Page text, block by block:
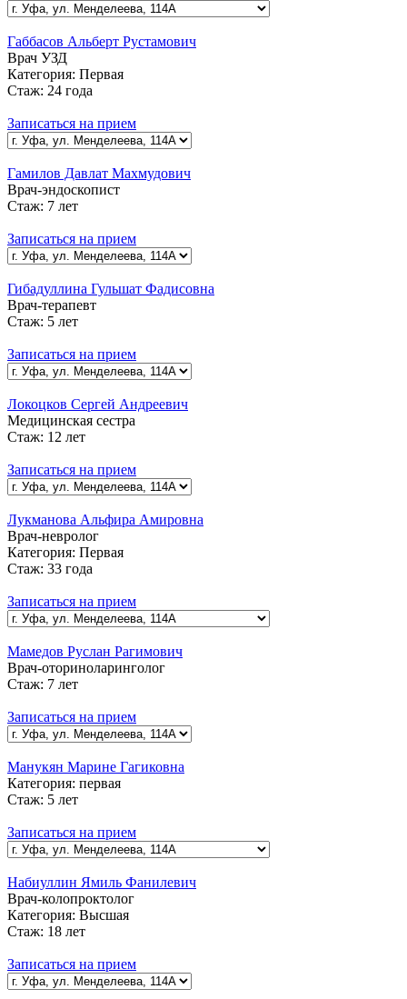
Габбасов Альберт Рустамович
Врач УЗД
Категория: Первая
Стаж: 24 года
Записаться на прием
Гамилов Давлат Махмудович
Врач-эндоскопист
Стаж: 7 лет
Записаться на прием
Гибадуллина Гульшат Фадисовна
Врач-терапевт
Стаж: 5 лет
Записаться на прием
Локоцков Сергей Андреевич
Медицинская сестра
Стаж: 12 лет
Записаться на прием
Лукманова Альфира Амировна
Врач-невролог
Категория: Первая
Стаж: 33 года
Записаться на прием
Мамедов Руслан Рагимович
Врач-оториноларинголог
Стаж: 7 лет
Записаться на прием
Манукян Марине Гагиковна
Категория: первая
Стаж: 5 лет
Записаться на прием
Набиуллин Ямиль Фанилевич
Врач-колопроктолог
Категория: Высшая
Стаж: 18 лет
Записаться на прием